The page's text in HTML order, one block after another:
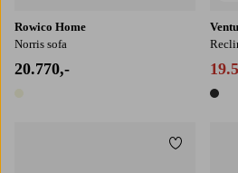
Rowico Home
Norris sofa
20.770,-
1 farve
Tilføj til